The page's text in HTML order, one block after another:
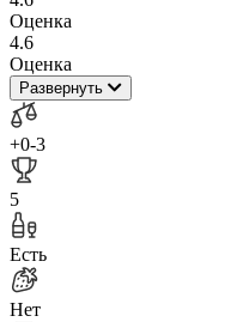
Оценка
4.6
Оценка
Развернуть
+0-3
5
Есть
Нет